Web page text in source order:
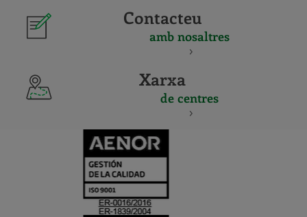
Contacteu
amb nosaltres
Xarxa
de centres